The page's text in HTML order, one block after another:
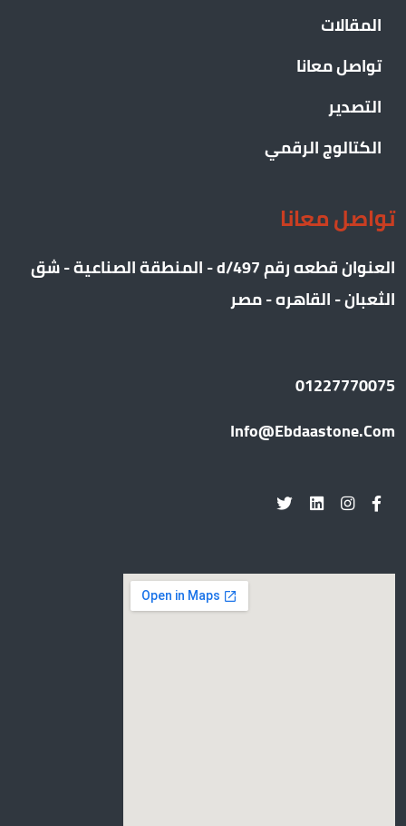
المقالات
تواصل معانا
التصدير
الكتالوج الرقمي
تواصل معانا
العنوان قطعه رقم 497/d - المنطقة الصناعية - شق
الثعبان - القاهره - مصر
01227770075
Info@ebdaastone.com